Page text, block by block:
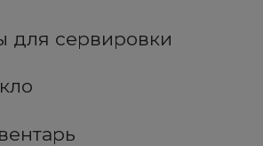
для сервировки